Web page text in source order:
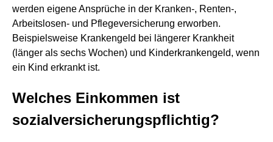
werden eigene Ansprüche in der Kranken-, Renten-,
Arbeitslosen- und Pflegeversicherung erworben.
Beispielsweise Krankengeld bei längerer Krankheit
(länger als sechs Wochen) und Kinderkrankengeld, wenn
ein Kind erkrankt ist.
Welches Einkommen ist
sozialversicherungspflichtig?